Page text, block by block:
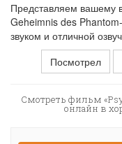
Представляем вашему
Geheimnis des
звуком и отличной
Посмотрел
Смотреть фильм
онлайн в